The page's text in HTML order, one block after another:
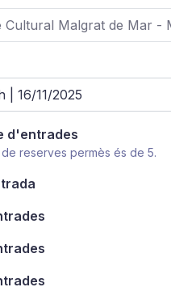
d'entrades
de reserves permès és de 5.